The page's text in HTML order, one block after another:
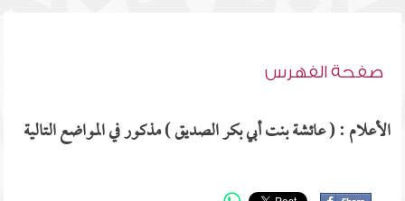
صفحة الفهرس
الأعلام : ( عائشة بنت أبي بكر الصديق ) مذكور في المواضع التالية